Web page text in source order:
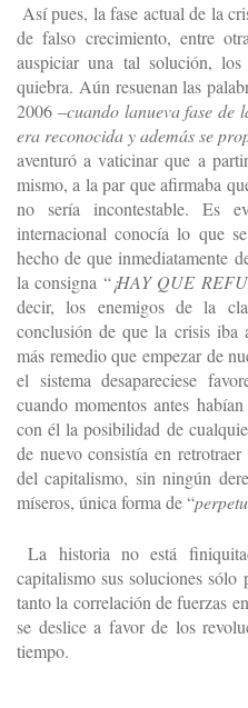
Así pues, la fase actual de la
de falso crecimiento, entre
auspiciar una tal solución,
quiebra. Aún resuenan las
2006 –cuando lanueva fase de
era reconocida y además se
aventuró a vaticinar que a
mismo, a la par que afirmaba
no sería incontestable. Es
internacional conocía lo que
hecho de que inmediatamente
la consigna “¡HAY QUE
decir, los enemigos de la
conclusión de que la crisis iba
más remedio que empezar de
el sistema desapareciese
cuando momentos antes
con él la posibilidad de
de nuevo consistía en
del capitalismo, sin ningún
míseros, única forma de “
La historia no está
capitalismo sus soluciones sólo
tanto la correlación de fuerzas
se deslice a favor de los
tiempo.